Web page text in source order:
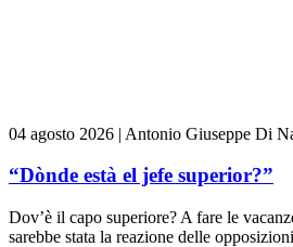
04 agosto 2026 | Antonio Giuseppe Di
“Dònde està el jefe superior?”
Dov’è il capo superiore? A fare le
sarebbe stata la reazione delle